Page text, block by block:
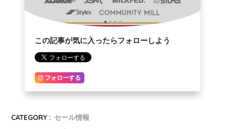
この記事が気に入ったらフォローしよう
フォローする
CATEGORY : セール情報